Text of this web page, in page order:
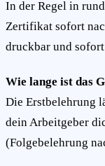
In der Regel in
Zertifikat sofort
druckbar und
Wie lange ist das
Die Erstbelehrung
dein Arbeitgeber
(Folgebelehrung